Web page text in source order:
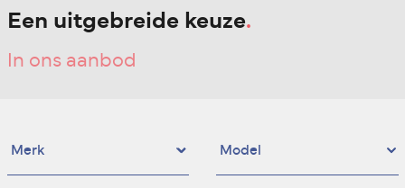
Een uitgebreide keuze.
In ons aanbod